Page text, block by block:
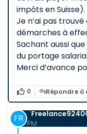
impôts en Suisse).
Je n’ai pas
démarches à
Sachant aussi
du portage
Merci d’avance
0 Répondre à
PM